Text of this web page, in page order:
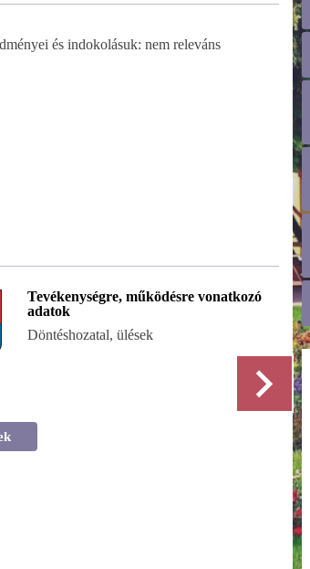
és indokolásuk: nem releváns
Tevékenységre, működésre vonatkozó
adatok
Döntéshozatal, ülések